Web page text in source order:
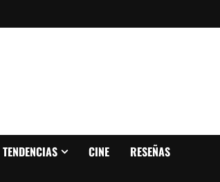
TENDENCIAS CINE RESEÑAS